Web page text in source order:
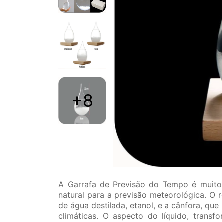
+8
A Garrafa de Previsão do Tempo é
natural para a previsão meteorológica. O
de água destilada, etanol, e a cânfora,
climáticas. O aspecto do líquido,